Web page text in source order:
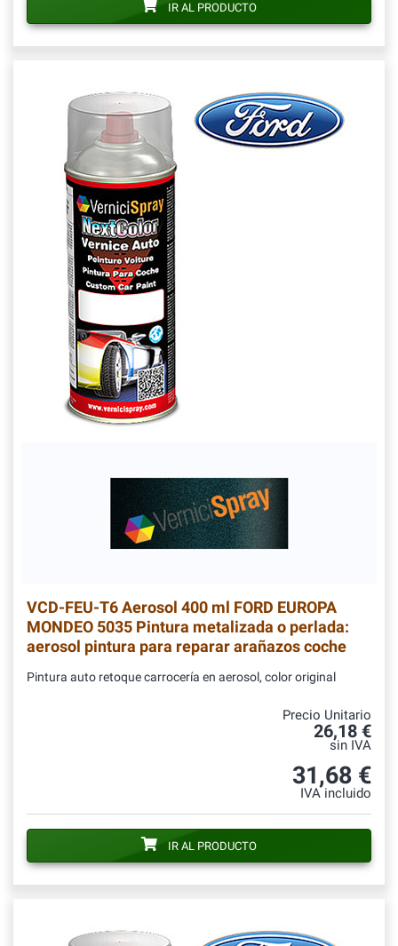
IR AL PRODUCTO
VCD-FEU-T6Aerosol 400 ml FORD EUROPA
MONDEO 5035 Pintura metalizada o perlada:
aerosol pintura para reparar arañazos coche
Pintura auto retoque carrocería en aerosol, color original
Precio Unitario
26,18 €
sin IVA
31,68 €
IVA incluido
IR AL PRODUCTO